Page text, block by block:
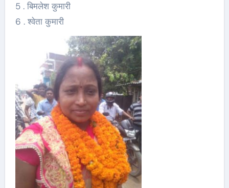
5 . बिमलेश कुमारी
6 . श्वेता कुमारी